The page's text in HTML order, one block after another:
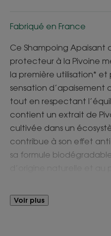
Fabriqué en France
Ce Shampoing Apaisant
protecteur à la Pivoine
la première utilisation*
sensation d’apaisement
tout en respectant
contient un extrait de
cultivée dans un
contribue à son effet
sa formule
le cuir chevelu
doux et délicatement
Voir plus